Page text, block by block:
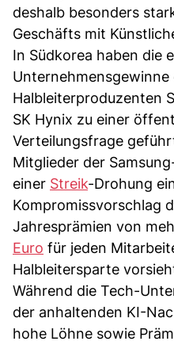
deshalb besonders
Geschäfts mit
In Südkorea haben die
Unternehmensgewinne
Halbleiterproduzenten
SK Hynix zu einer
Verteilungsfrage
Mitglieder der
einer Streik-Drohung
Kompromissvorschlag
Jahresprämien von
Euro für jeden
Halbleitersparte
Während die Tech-
der anhaltenden KI-
hohe Löhne sowie